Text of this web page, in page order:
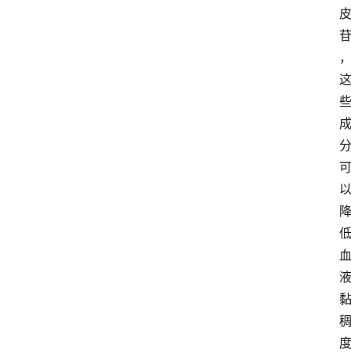
皮
苷
，
这
些
成
分
可
以
降
低
血
液
黏
稠
度